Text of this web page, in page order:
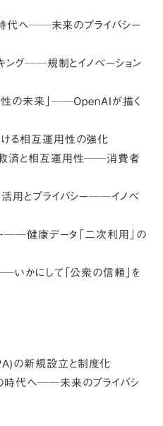
代へ──未来のプライバシー
グ──規制とイノベーション
の未来」──OpenAIが描く
る相互運用性の強化
済と相互運用性──消費者
用とプライバシー──イノベ
健康データ「二次利用」の
かにして「公衆の信頼」を
の新規設立と制度化
の時代へ──未来のプライバシ